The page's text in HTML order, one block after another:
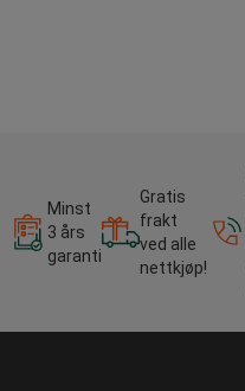
Minst
3 års
garanti
Gratis
frakt
ved alle
nettkjøp!